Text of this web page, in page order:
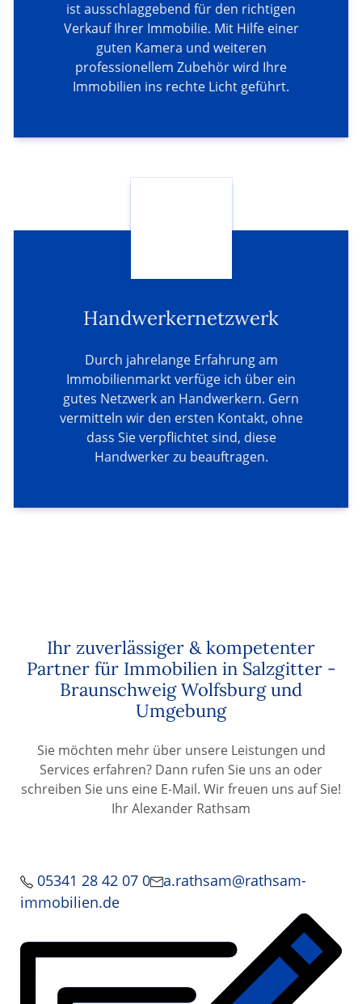
ist ausschlaggebend für den richtigen
Verkauf Ihrer Immobilie. Mit Hilfe einer
guten Kamera und weiteren
professionellem Zubehör wird Ihre
Immobilien ins rechte Licht geführt.
Handwerkernetzwerk
Durch jahrelange Erfahrung am
Immobilienmarkt verfüge ich über ein
gutes Netzwerk an Handwerkern. Gern
vermitteln wir den ersten Kontakt, ohne
dass Sie verpflichtet sind, diese
Handwerker zu beauftragen.
Ihr zuverlässiger & kompetenter
Partner für Immobilien in Salzgitter -
Braunschweig Wolfsburg und
Umgebung
Sie möchten mehr über unsere Leistungen und
Services erfahren? Dann rufen Sie uns an oder
schreiben Sie uns eine E-Mail. Wir freuen uns auf Sie!
Ihr Alexander Rathsam
05341 28 42 07 0
a.rathsam@rathsam-
immobilien.de